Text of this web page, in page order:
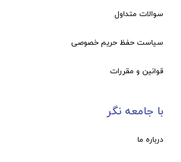
سوالات متداول
سیاست حفظ حریم خصوصی
قوانین و مقررات
با جامعه نگر
درباره ما